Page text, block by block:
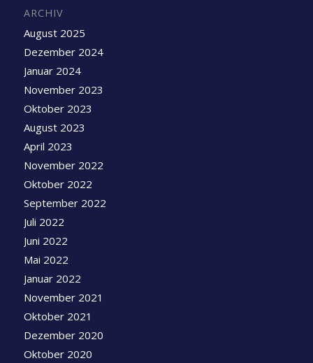
ARCHIV
August 2025
Dezember 2024
Januar 2024
November 2023
Oktober 2023
August 2023
April 2023
November 2022
Oktober 2022
September 2022
Juli 2022
Juni 2022
Mai 2022
Januar 2022
November 2021
Oktober 2021
Dezember 2020
Oktober 2020